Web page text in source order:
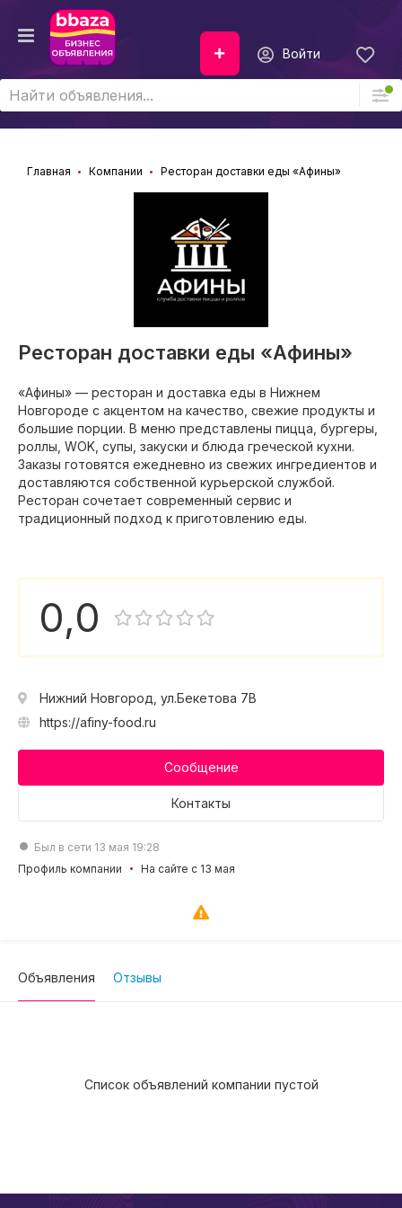
Войти
Главная Компании Ресторан доставки еды «Афины»
Ресторан доставки еды «Афины»
«Афины» — ресторан и доставка еды в Нижнем
Новгороде с акцентом на качество, свежие продукты и
большие порции. В меню представлены пицца, бургеры,
роллы, WOK, супы, закуски и блюда греческой кухни.
Заказы готовятся ежедневно из свежих ингредиентов и
доставляются собственной курьерской службой.
Ресторан сочетает современный сервис и
традиционный подход к приготовлению еды.
0,0
Нижний Новгород, ул.Бекетова 7В
https://afiny-food.ru
Сообщение
Контакты
Был в сети 13 мая 19:28
Профиль компании
На сайте с 13 мая
Объявления Отзывы
Список объявлений компании пустой